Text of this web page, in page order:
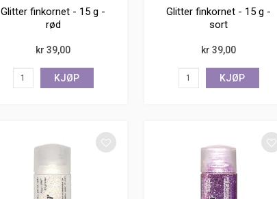
Glitter finkornet - 15 g -
rød
kr 39,00
KJØP
Glitter finkornet - 15 g -
sort
kr 39,00
KJØP